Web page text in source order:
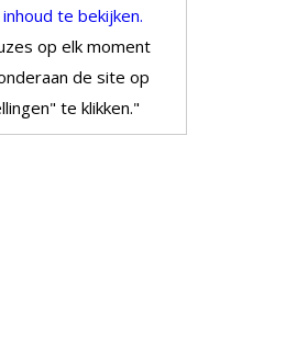
te bekijken.
op elk moment
de site op
te klikken."